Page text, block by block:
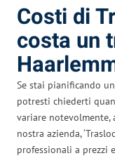
Costi di
costa un
Se stai pianificando
potresti chiederti
variare notevolmente,
nostra azienda,
professionali a